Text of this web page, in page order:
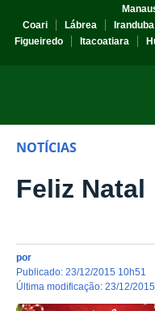
Coari
Lábrea Iranduba
Figueiredo
Itacoatiara
NOTÍCIAS
Feliz Natal
por
publicado: 23/12/2015 10h51
última modificação: 23/12/